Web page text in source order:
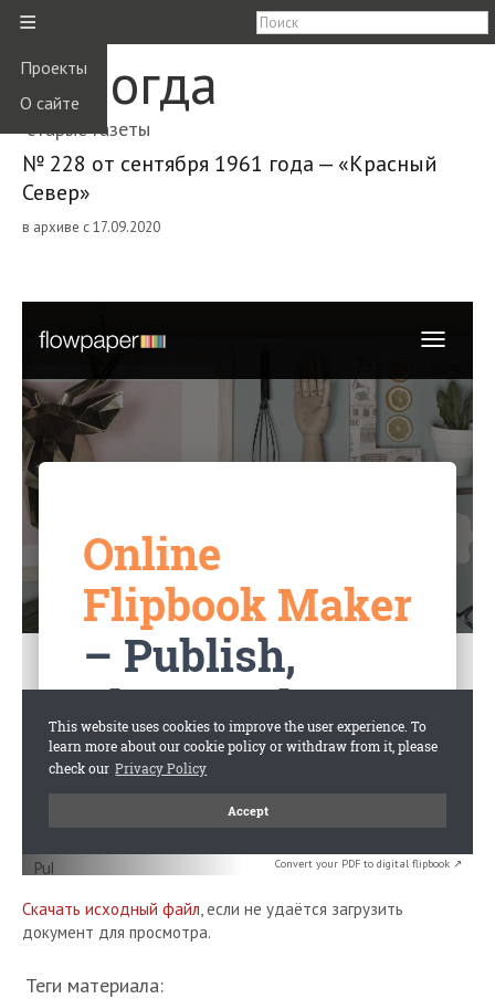
≡
Проекты
О сайте
Вологда
старые газеты
№ 228 от сентября 1961 года — «Красный
Север»
в архиве с 17.09.2020
Convert your PDF to digital flipbook ↗
Скачать исходный файл, если не удаётся загрузить
документ для просмотра.
Теги материала: